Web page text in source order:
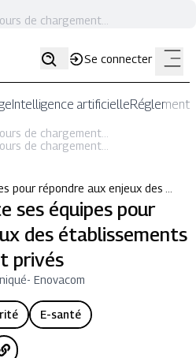
de chargement...
Se connecter
Intelligence artificielle
de chargement...
de chargement...
pour répondre aux enjeux des …
ses équipes pour
des établissements
privés
- Enovacom
E-santé